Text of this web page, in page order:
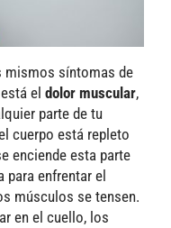
mismos síntomas de
el dolor muscular,
parte de tu
cuerpo está repleto
enciende esta parte
para enfrentar el
músculos se tensen.
en el cuello, los